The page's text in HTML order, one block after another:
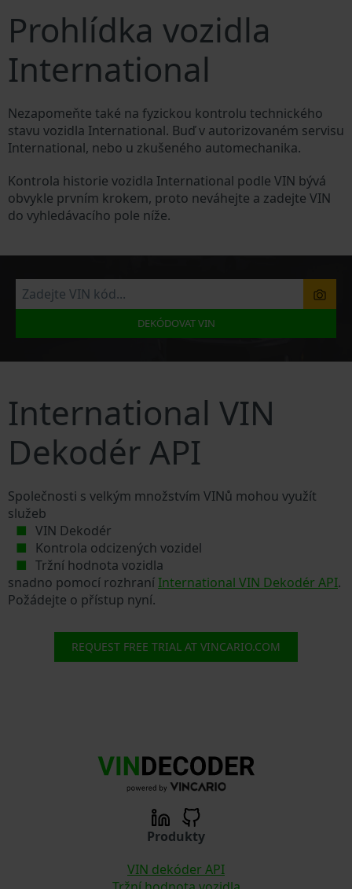
Prohlídka vozidla
International
Nezapomeňte také na fyzickou kontrolu technického
stavu vozidla International. Buď v autorizovaném servisu
International, nebo u zkušeného automechanika.
Kontrola historie vozidla International podle VIN bývá
obvykle prvním krokem, proto neváhejte a zadejte VIN
do vyhledávacího pole níže.
DEKÓDOVAT VIN
International VIN
Dekodér API
Společnosti s velkým množstvím VINů mohou využít
služeb
VIN Dekodér
Kontrola odcizených vozidel
Tržní hodnota vozidla
snadno pomocí rozhraní International VIN Dekodér API.
Požádejte o přístup nyní.
REQUEST FREE TRIAL AT VINCARIO.COM
Produkty
VIN dekóder API